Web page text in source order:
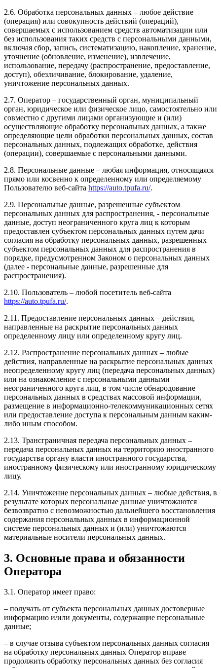
2.6. Обработка персональных данных – любое действие
(операция) или совокупность действий (операций),
совершаемых с использованием средств автоматизации или
без использования таких средств с персональными данными,
включая сбор, запись, систематизацию, накопление, хранение,
уточнение (обновление, изменение), извлечение,
использование, передачу (распространение, предоставление,
доступ), обезличивание, блокирование, удаление,
уничтожение персональных данных.
2.7. Оператор – государственный орган, муниципальный
орган, юридическое или физическое лицо, самостоятельно или
совместно с другими лицами организующие и (или)
осуществляющие обработку персональных данных, а также
определяющие цели обработки персональных данных, состав
персональных данных, подлежащих обработке, действия
(операции), совершаемые с персональными данными.
2.8. Персональные данные – любая информация, относящаяся
прямо или косвенно к определенному или определяемому
Пользователю веб-сайта https://auto.tpufa.ru/.
2.9. Персональные данные, разрешенные субъектом
персональных данных для распространения, - персональные
данные, доступ неограниченного круга лиц к которым
предоставлен субъектом персональных данных путем дачи
согласия на обработку персональных данных, разрешенных
субъектом персональных данных для распространения в
порядке, предусмотренном Законом о персональных данных
(далее - персональные данные, разрешенные для
распространения).
2.10. Пользователь – любой посетитель веб-сайта
https://auto.tpufa.ru/.
2.11. Предоставление персональных данных – действия,
направленные на раскрытие персональных данных
определенному лицу или определенному кругу лиц.
2.12. Распространение персональных данных – любые
действия, направленные на раскрытие персональных данных
неопределенному кругу лиц (передача персональных данных)
или на ознакомление с персональными данными
неограниченного круга лиц, в том числе обнародование
персональных данных в средствах массовой информации,
размещение в информационно-телекоммуникационных сетях
или предоставление доступа к персональным данным каким-
либо иным способом.
2.13. Трансграничная передача персональных данных –
передача персональных данных на территорию иностранного
государства органу власти иностранного государства,
иностранному физическому или иностранному юридическому
лицу.
2.14. Уничтожение персональных данных – любые действия, в
результате которых персональные данные уничтожаются
безвозвратно с невозможностью дальнейшего восстановления
содержания персональных данных в информационной
системе персональных данных и (или) уничтожаются
материальные носители персональных данных.
3. Основные права и обязанности
Оператора
3.1. Оператор имеет право:
– получать от субъекта персональных данных достоверные
информацию и/или документы, содержащие персональные
данные;
– в случае отзыва субъектом персональных данных согласия
на обработку персональных данных Оператор вправе
продолжить обработку персональных данных без согласия